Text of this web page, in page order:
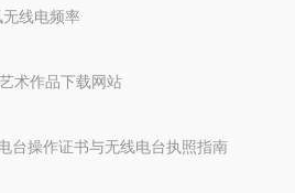
线电频率
术作品下载网站
台操作证书与无线电台执照指南